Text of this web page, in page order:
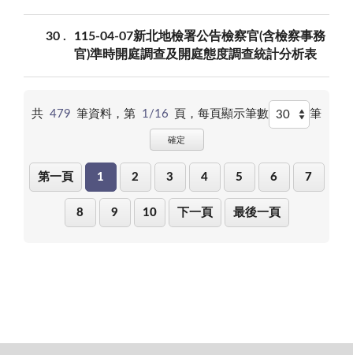
30
115-04-07新北地檢署公告檢察官(含檢察事務
官)準時開庭調查及開庭態度調查統計分析表
共 479 筆資料，第 1/16 頁，每頁顯示筆數 筆
確定
第一頁 1 2 3 4 5 6 7
8 9 10 下一頁 最後一頁